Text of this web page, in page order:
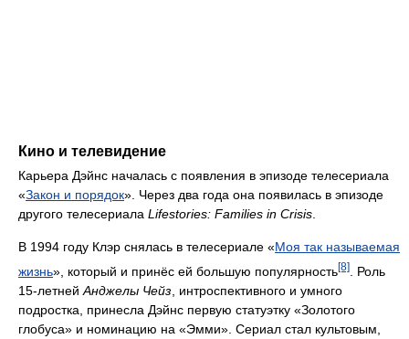
Кино и телевидение
Карьера Дэйнс началась с появления в эпизоде телесериала
«Закон и порядок». Через два года она появилась в эпизоде
другого телесериала Lifestories: Families in Crisis
В 1994 году Клэр снялась в телесериале «Моя так называемая
жизнь», который и принёс ей большую популярность[8]
. Роль
15-летней Анджелы Чейз , интроспективного и умного
подростка, принесла Дэйнс первую статуэтку «Золотого
глобуса» и номинацию на «Эмми». Сериал стал культовым,